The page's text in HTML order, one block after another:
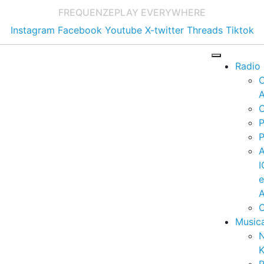
FREQUENZEPLAY EVERYWHERE
Instagram Facebook Youtube X-twitter Threads Tiktok
Radio
e